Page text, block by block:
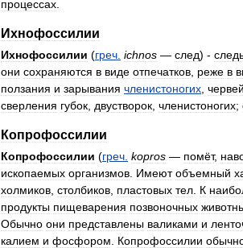
процессах
Ихнофоссилии
Ихнофоссилии (греч ichnos — след) -
они сохраняются в виде отпечатков реже в
ползания и зарывания членистоногих червей
сверления губок двустворок членистоногих;
Копрофоссилии
Копрофоссилии (греч kopros — помёт,
ископаемых организмов Имеют объемный
холмиков столбиков пластовых тел К
продукты пищеварения позвоночных
Обычно они представлены валиками и
калием и фосфором Копрофоссилии